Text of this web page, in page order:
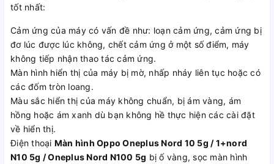
tốt nhất:
Cảm ứng của máy có vấn đề như: loạn cảm ứng, cảm ứng bị
đơ lúc được lúc không, chết cảm ứng ở một số điểm, máy
không tiếp nhận thao tác cảm ứng.
Màn hình hiển thị của máy bị mờ, nhấp nháy liên tục hoặc có
các đốm tròn loang.
Màu sắc hiển thị của máy không chuẩn, bị ám vàng, ám
hồng hoặc ám xanh dù bạn không hề thực hiện các cài đặt
về hiển thị.
Điện thoại Màn hình Oppo Oneplus Nord 10 5g / 1+nord
N10 5g / Oneplus Nord N100 5g bị ố vàng, sọc màn hình